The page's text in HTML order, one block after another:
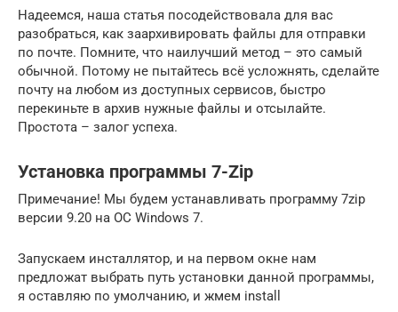
Надеемся, наша статья посодействовала для вас
разобраться, как заархивировать файлы для отправки
по почте. Помните, что наилучший метод – это самый
обычной. Потому не пытайтесь всё усложнять, сделайте
почту на любом из доступных сервисов, быстро
перекиньте в архив нужные файлы и отсылайте.
Простота – залог успеха.
Установка программы 7-Zip
Примечание! Мы будем устанавливать программу 7zip
версии 9.20 на ОС Windows 7.
Запускаем инсталлятор, и на первом окне нам
предложат выбрать путь установки данной программы,
я оставляю по умолчанию, и жмем install